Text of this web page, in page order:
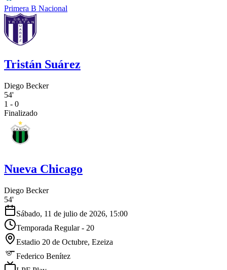
Primera B Nacional
Tristán Suárez
Diego Becker
54'
1 - 0
Finalizado
Nueva Chicago
Diego Becker
54'
Sábado, 11 de julio de 2026, 15:00
Temporada Regular - 20
Estadio 20 de Octubre, Ezeiza
Federico Benítez